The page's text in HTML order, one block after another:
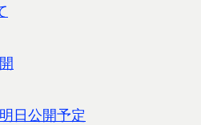
日公開予定